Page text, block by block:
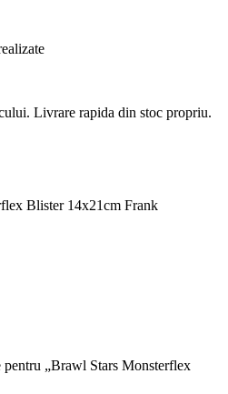
Livrare rapida din stoc propriu.
Blister 14x21cm Frank
„Brawl Stars Monsterflex